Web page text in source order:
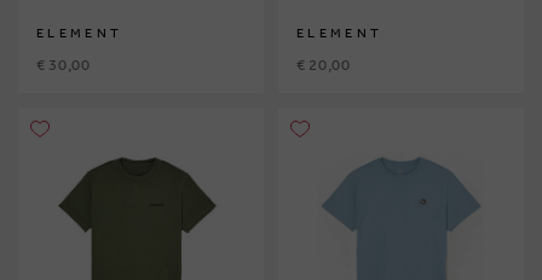
ELEMENT
€ 30,00
ELEMENT
€ 20,00